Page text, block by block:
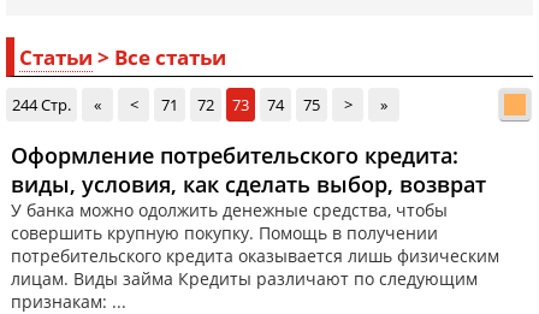
Статьи > Все статьи
244 Стр. « < 71 72 73 74 75 > »
Оформление потребительского кредита:
виды, условия, как сделать выбор, возврат
У банка можно одолжить денежные средства, чтобы
совершить крупную покупку. Помощь в получении
потребительского кредита оказывается лишь физическим
лицам. Виды займа Кредиты различают по следующим
признакам: ...